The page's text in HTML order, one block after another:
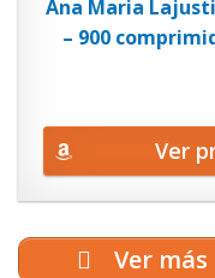
Ana Maria
– 900
Ver
Ver